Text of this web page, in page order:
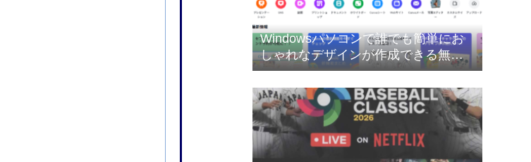
Windowsパソコンで誰でも簡単にお
しゃれなデザインが作成できる無料
のオンライングラフィックデザイン
ツールのCanva（キャンバ）を使って
みたした❣